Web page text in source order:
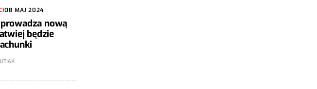
08 MAJ 2024
nową
będzie